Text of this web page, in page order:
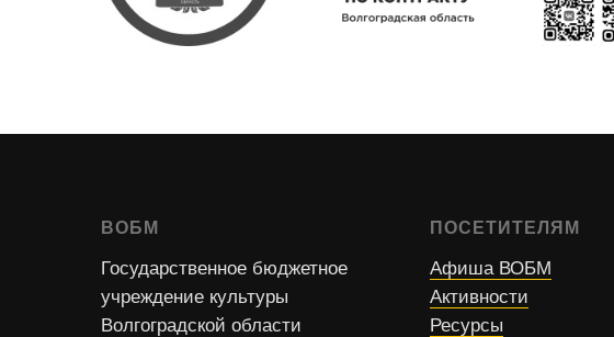
ВОБМ
Государственное бюджетное
учреждение культуры
Волгоградской области
ПОСЕТИТЕЛЯМ
Афиша ВОБМ
Активности
Ресурсы